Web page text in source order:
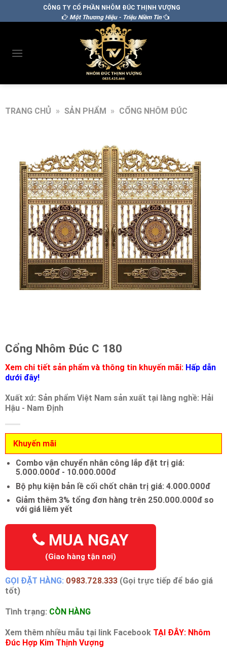
CÔNG TY CỔ PHẦN NHÔM ĐÚC THỊNH VƯỢNG
Một Thương Hiệu - Triệu Niềm Tin
TRANG CHỦ » SẢN PHẨM » CỔNG NHÔM ĐÚC
Cổng Nhôm Đúc C 180
Xem chi tiết sản phẩm và thông tin khuyến mãi: Hấp dẫn
dưới đây!
Xuất xứ: Sản phẩm Việt Nam sản xuất tại làng nghề: Hải
Hậu - Nam Định
Khuyến mãi
Combo vận chuyển nhân công lắp đặt trị giá:
5.000.000đ - 10.000.000đ
Bộ phụ kiện bản lề cối chốt chân trị giá: 4.000.000đ
Giảm thêm 3% tổng đơn hàng trên 250.000.000đ so
với giá liêm yết
MUA NGAY
(Giao hàng tận nơi)
GỌI ĐẶT HÀNG: 0983.728.333 (Gọi trực tiếp để báo giá
tốt)
Tình trạng: CÒN HÀNG
Xem thêm nhiều mẫu tại link Facebook TẠI ĐÂY: Nhôm
Đúc Hợp Kim Thịnh Vượng